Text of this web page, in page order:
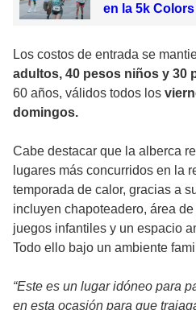
en la 5k
Los costos de entrada se
adultos, 40 pesos niños y 30
60 años, válidos todos los
domingos.
Cabe destacar que la alberca
lugares más concurridos en la
temporada de calor, gracias a
incluyen chapoteadero, área
juegos infantiles y un espacio
Todo ello bajo un ambiente
“Este es un lugar idóneo para
en esta ocasión para que